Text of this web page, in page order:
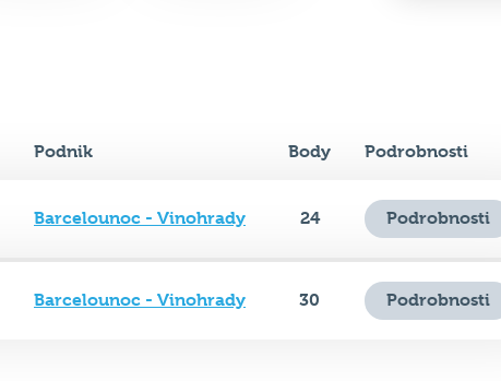
Podnik Body Podrobnosti
Barcelounoc - Vinohrady 24 Podrobnosti
Barcelounoc - Vinohrady 30 Podrobnosti